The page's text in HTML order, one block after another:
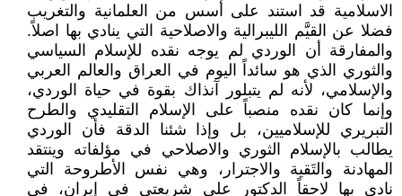
الاسلامية قد استند على أسس من العلمانية والتغريب
فضلا عن القيَّم الليبرالية والاصلاحية التي ينادي بها اصلاً.
والمفارقة أن الوردي لم يوجه نقده للإسلام السياسي
والثوري الذي هو سائداً اليوم في العراق والعالم العربي
والإسلامي، لأنه لم يتبلور آنذاك بقوة في حياة الوردي،
وإنما كان نقده منصباً على الإسلام التقليدي والطرح
التبريري للإسلاميين، بل وإذا شئنا الدقة فأن الوردي
يطالب بالإسلام الثوري والاصلاحي في مؤلفاته وينتقد
المهادنة والتَقية والاجترار، وهي نفس الأطروحة التي
نادى بها لاحقاً الدكتور علي شريعتي في إيران، في